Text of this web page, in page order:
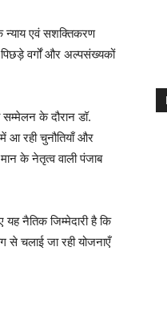
न्याय एवं सशक्तिकरण
पिछड़े वर्गों और अल्पसंख्यकों
सम्मेलन के दौरान डॉ.
आ रही चुनौतियाँ और
के नेतृत्व वाली पंजाब
नैतिक जिम्मेदारी है कि
से चलाई जा रही योजनाएँ